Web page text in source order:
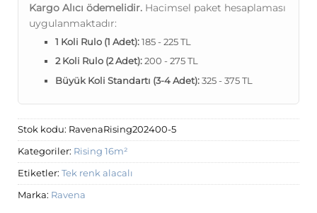
Kargo Alıcı ödemelidir. Hacimsel paket hesaplaması
uygulanmaktadır:
1 Koli Rulo (1 Adet):185 - 225 TL
2 Koli Rulo (2 Adet):200 - 275 TL
Büyük Koli Standartı (3-4 Adet):325 - 375 TL
Stok kodu: RavenaRising202400-5
Kategoriler: Rising 16m²
Etiketler: Tek renk alacalı
Marka: Ravena